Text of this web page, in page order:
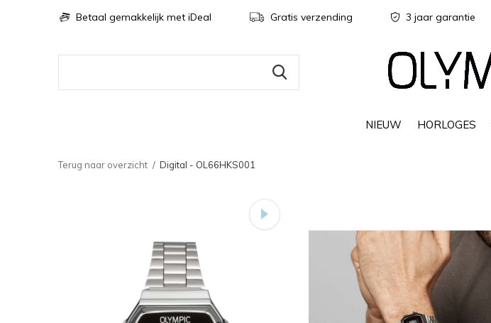
NIEUW HORLOGES
Betaal gemakkelijk met iDeal Gratis verzending 3 jaar garantie
Terug naar overzicht Digital - OL66HKS001